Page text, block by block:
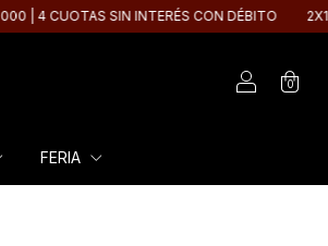
4 CUOTAS SIN INTERÉS CON DÉBITO 2X1 EN
0
FERIA